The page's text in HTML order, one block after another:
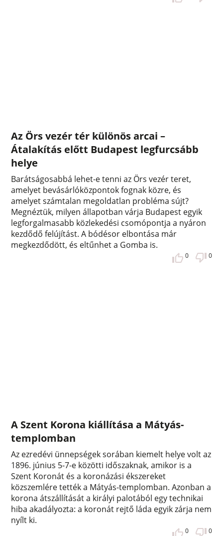
Az Örs vezér tér különös arcai –
Átalakítás előtt Budapest legfurcsább
helye
Barátságosabbá lehet-e tenni az Örs vezér teret,
amelyet bevásárlóközpontok fognak közre, és
amelyet számtalan megoldatlan probléma sújt?
Megnéztük, milyen állapotban várja Budapest egyik
legforgalmasabb közlekedési csomópontja a nyáron
kezdődő felújítást. A bódésor elbontása már
megkezdődött, és eltűnhet a Gomba is.
0 0
A Szent Korona kiállítása a Mátyás-
templomban
Az ezredévi ünnepségek sorában kiemelt helye volt az
1896. június 5-7-e közötti időszaknak, amikor is a
Szent Koronát és a koronázási ékszereket
közszemlére tették a Mátyás-templomban. Azonban a
korona átszállítását a királyi palotából egy technikai
hiba akadályozta: a koronát rejtő láda egyik zárja nem
nyílt ki.
0 0